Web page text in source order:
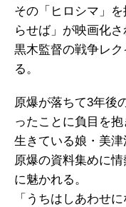
その「ヒロシマ」
らせば」が映画化
黒木監督の戦争レ
る。
原爆が落ちて3年後
ったことに負目を
生きている娘・美津
原爆の資料集めに
に魅かれる。
「うちはしあわせ